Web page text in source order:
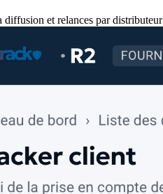
et relances par distributeur